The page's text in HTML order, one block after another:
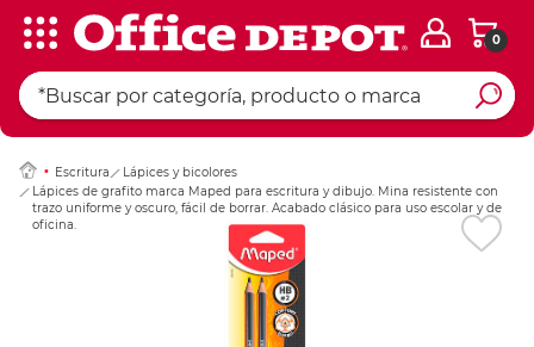
0
Escritura
Lápices y bicolores
Lápices de grafito marca Maped para escritura y dibujo. Mina resistente con
trazo uniforme y oscuro, fácil de borrar. Acabado clásico para uso escolar y de
oficina.
Ingresar Codigo